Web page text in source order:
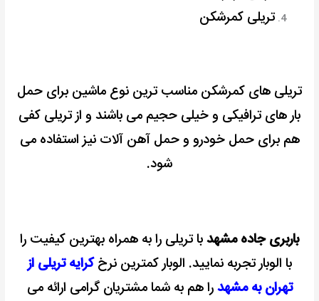
تریلی کمرشکن
تریلی های کمرشکن مناسب ترین نوع ماشین برای حمل
بار های ترافیکی و خیلی حجیم می باشند و از تریلی کفی
هم برای حمل خودرو و حمل آهن آلات نیز استفاده می
شود.
باربری جاده مشهدبا تریلی را به همراه بهترین کیفیت را
با الوبار تجربه نمایید. الوبار کمترین نرخکرایه تریلی از
تهران به مشهدرا هم به شما مشتریان گرامی ارائه می